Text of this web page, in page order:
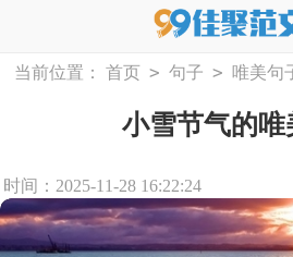
当前位置： 首页 > 句子 > 唯美句
小雪节气的唯
时间：2025-11-28 16:22:24